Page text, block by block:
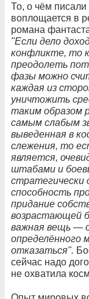
То, о чём
воплощается в
романа
"Если дело
конфликте, то
преодолеть
фазы можно
каждая из
уничтожить
таким образом
самым слабым
выведенная в
слежения, то
является,
штабами и
стратегически
способность
придание
возрастающей
важная вещь —
определённого
отказаться".
сейчас надо
не охватила